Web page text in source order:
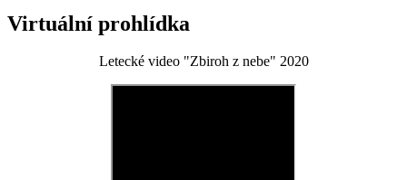
Virtuální prohlídka
Letecké video "Zbiroh z nebe" 2020